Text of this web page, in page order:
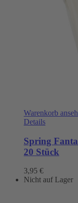
Warenkorb
Details
Spring
20 Stück
3,95 €
Nicht auf Lager